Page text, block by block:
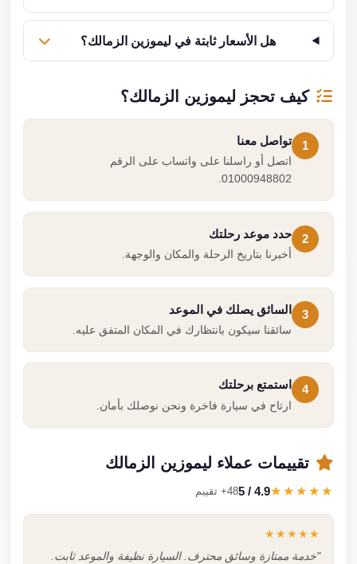
هل الأسعار ثابتة في ليموزين الزمالك؟
كيف تحجز ليموزين الزمالك؟
1
تواصل معنا
اتصل أو راسلنا على واتساب على الرقم
01000948802.
2
حدد موعد رحلتك
أخبرنا بتاريخ الرحلة والمكان والوجهة.
3
السائق يصلك في الموعد
سائقنا سيكون بانتظارك في المكان المتفق عليه.
4
استمتع برحلتك
ارتاح في سيارة فاخرة ونحن نوصلك بأمان.
تقييمات عملاء ليموزين الزمالك
★★★★★
4.9 / 5 48+ تقييم
★★★★★
"خدمة ممتازة وسائق محترف. السيارة نظيفة والموعد ثابت.